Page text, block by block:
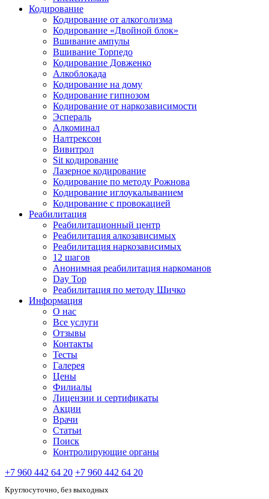
Кодирование
Кодирование от алкоголизма
Кодирование «Двойной блок»
Вшивание ампулы
Вшивание Торпедо
Кодирование Довженко
Алкоблокада
Кодирование на дому
Кодирование гипнозом
Кодирование от наркозависимости
Эспераль
Алкоминал
Налтрексон
Вивитрол
Sit кодирование
Лазерное кодирование
Кодирование по методу Рожнова
Кодирование иглоукалыванием
Кодирование с провокацией
Реабилитация
Реабилитационный центр
Реабилитация алкозависимых
Реабилитация наркозависимых
12 шагов
Анонимная реабилитация наркоманов
Day Top
Реабилитация по методу Шичко
Информация
О нас
Все услуги
Отзывы
Контакты
Тесты
Галерея
Цены
Филиалы
Лицензии и сертификаты
Акции
Врачи
Статьи
Поиск
Контролирующие органы
+7 960 442 64 20 +7 960 442 64 20
Круглосуточно, без выходных